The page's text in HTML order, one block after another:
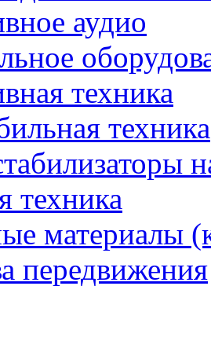
аудио
техника
техника
техника
материалы
передвижения